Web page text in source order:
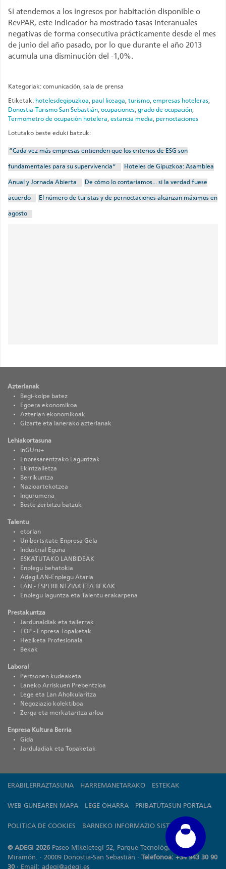
Si atendemos a los ingresos por habitación disponible o
RevPAR, este indicador ha mostrado tasas interanuales
negativas de forma consecutiva prácticamente desde el mes
de junio del año pasado, por lo que durante el año 2013
acumula una disminución del -1,0%.
Kategoriak: comunicación, sala de prensa
Etiketak: hotelesdegipuzkoa, paul liceaga, turismo, empresas hoteleras,
Donostia-Turismo San Sebastián, ocupaciones, grado de ocupación,
Termometro de ocupación hotelera, estancia media, pernoctaciones
Lotutako beste eduki batzuk:
“Cada vez más empresas entienden que los criterios de ESG son
fundamentales para su supervivencia” Hoteles de Gipuzkoa: Asamblea
Anual y Jornada Abierta De cómo lo contaríamos... si la verdad fuese
acuerdo El número de turistas y de pernoctaciones alcanzan máximos en
agosto
Azterlanak
Begi-kolpe batez
Egoera ekonomikoa
Azterlan ekonomikoak
Gizarte eta lanerako azterlanak
Lehiakortasuna
inGUru+
Enpresarentzako Laguntzak
Ekintzailetza
Berrikuntza
Nazioartekotzea
Ingurumena
Beste zerbitzu batzuk
Talentu
etorlan
Unibertsitate-Enpresa Gela
Industrial Eguna
ESKATUTAKO LANBIDEAK
Enplegu behatokia
AdegiLAN-Enplegu Ataria
LAN - ESPERIENTZIAK ETA BEKAK
Enplegu laguntza eta Talentu erakarpena
Prestakuntza
Jardunaldiak eta tailerrak
TOP - Enpresa Topaketak
Heziketa Profesionala
Bekak
Laboral
Pertsonen kudeaketa
Laneko Arriskuen Prebentzioa
Lege eta Lan Aholkularitza
Negoziazio kolektiboa
Zerga eta merkataritza arloa
Enpresa Kultura Berria
Gida
Jarduladiak eta Topaketak
ERABILERRAZTASUNA HARREMANETARAKO ESTEKAK
WEB GUNEAREN MAPA LEGE OHARRA PRIBATUTASUN PORTALA
POLITICA DE COOKIES BARNEKO INFORMAZIO SISTEMA
© ADEGI 2026 Paseo Mikeletegi 52, Parque Tecnológico de
Miramón. · 20009 Donostia-San Sebastián · Telefonoa: +34 943 30 90
30· Email: adegi@adegi.es